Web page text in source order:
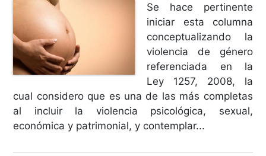
Se hace pertinente
iniciar esta columna
conceptualizando la
violencia de género
referenciada en la
Ley 1257, 2008, la
cual considero que es una de las más completas
al incluir la violencia psicológica, sexual,
económica y patrimonial, y contemplar...